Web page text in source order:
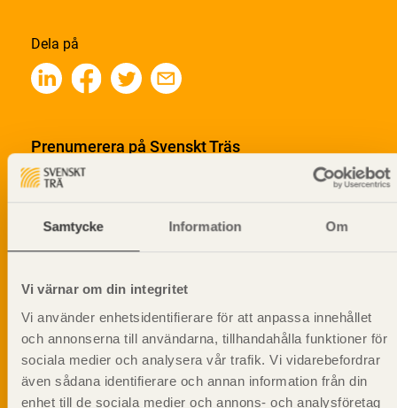
Samtycke Information Om
Vi värnar om din integritet
Vi använder enhetsidentifierare för att anpassa innehållet
och annonserna till användarna, tillhandahålla funktioner för
sociala medier och analysera vår trafik. Vi vidarebefordrar
även sådana identifierare och annan information från din
enhet till de sociala medier och annons- och analysföretag
Dela på
Prenumerera på Svenskt Träs
informationsutskick!